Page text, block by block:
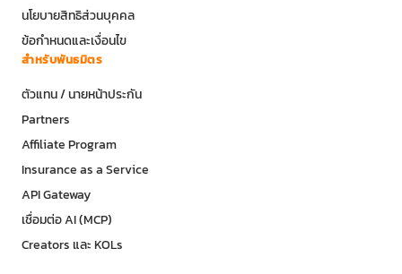
นโยบายสิทธิส่วนบุคคล
ข้อกำหนดและเงื่อนไข
สำหรับพันธมิตร
ตัวแทน / นายหน้าประกัน
Partners
Affiliate Program
Insurance as a Service
API Gateway
เชื่อมต่อ AI (MCP)
Creators และ KOLs